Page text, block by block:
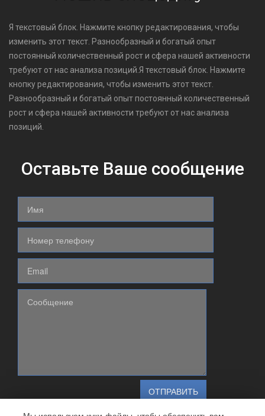
Я текстовый блок. Нажмите кнопку редактирования, чтобы
изменить этот текст. Разнообразный и богатый опыт
постоянный количественный рост и сфера нашей активности
требуют от нас анализа позиций.Я текстовый блок. Нажмите
кнопку редактирования, чтобы изменить этот текст.
Разнообразный и богатый опыт постоянный количественный
рост и сфера нашей активности требуют от нас анализа
позиций.
Оставьте Ваше сообщение